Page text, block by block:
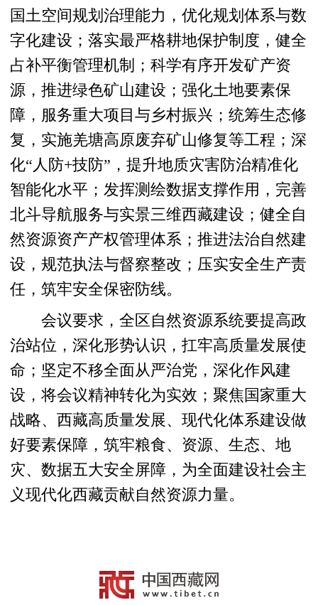
国土空间规划治理能力，优化规划体系与数
字化建设；落实最严格耕地保护制度，健全
占补平衡管理机制；科学有序开发矿产资
源，推进绿色矿山建设；强化土地要素保
障，服务重大项目与乡村振兴；统筹生态修
复，实施羌塘高原废弃矿山修复等工程；深
化“人防+技防”，提升地质灾害防治精准化
智能化水平；发挥测绘数据支撑作用，完善
北斗导航服务与实景三维西藏建设；健全自
然资源资产产权管理体系；推进法治自然建
设，规范执法与督察整改；压实安全生产责
任，筑牢安全保密防线。
会议要求，全区自然资源系统要提高政
治站位，深化形势认识，扛牢高质量发展使
命；坚定不移全面从严治党，深化作风建
设，将会议精神转化为实效；聚焦国家重大
战略、西藏高质量发展、现代化体系建设做
好要素保障，筑牢粮食、资源、生态、地
灾、数据五大安全屏障，为全面建设社会主
义现代化西藏贡献自然资源力量。